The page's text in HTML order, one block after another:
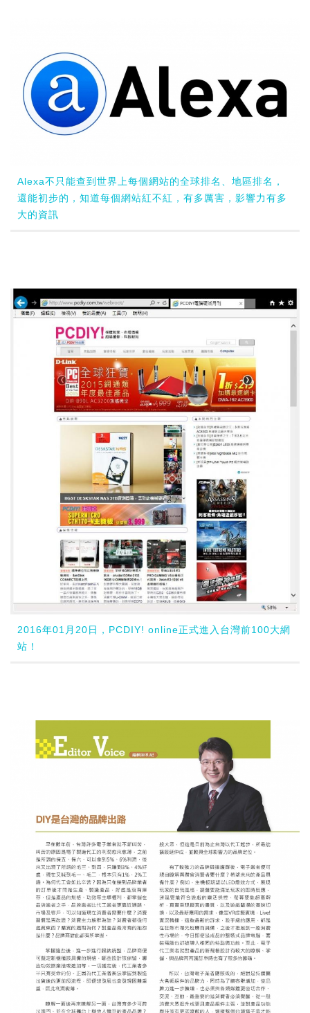
Alexa不只能查到世界上每個網站的全球排名、地區排名，
還能初步的，知道每個網站紅不紅，有多厲害，影響力有多
大的資訊
2016年01月20日，PCDIY! online正式進入台灣前100大網
站！